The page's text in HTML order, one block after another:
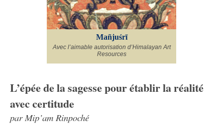
Mañjuśrī
Avec l’aimable autorisation d’Himalayan Art
Resources
L’épée de la sagesse pour établir la réalité
avec certitude
par Mip’am Rinpoché